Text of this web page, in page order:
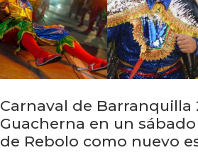
Carnaval de Barranquilla
Guacherna en un
de Rebolo como nuevo